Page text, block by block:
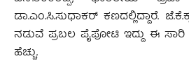
ಡಾ.ಎಂ.ಸಿ.ಸುಧಾಕರ್ ಕಣದಲ್ಲಿದ್ದಾರೆ.
ನಡುವೆ ಪ್ರಬಲ ಪೈಪೋಟಿ ಇದ್ದು ಈ ಸಾರಿ
ಹೆಚ್ಚು.